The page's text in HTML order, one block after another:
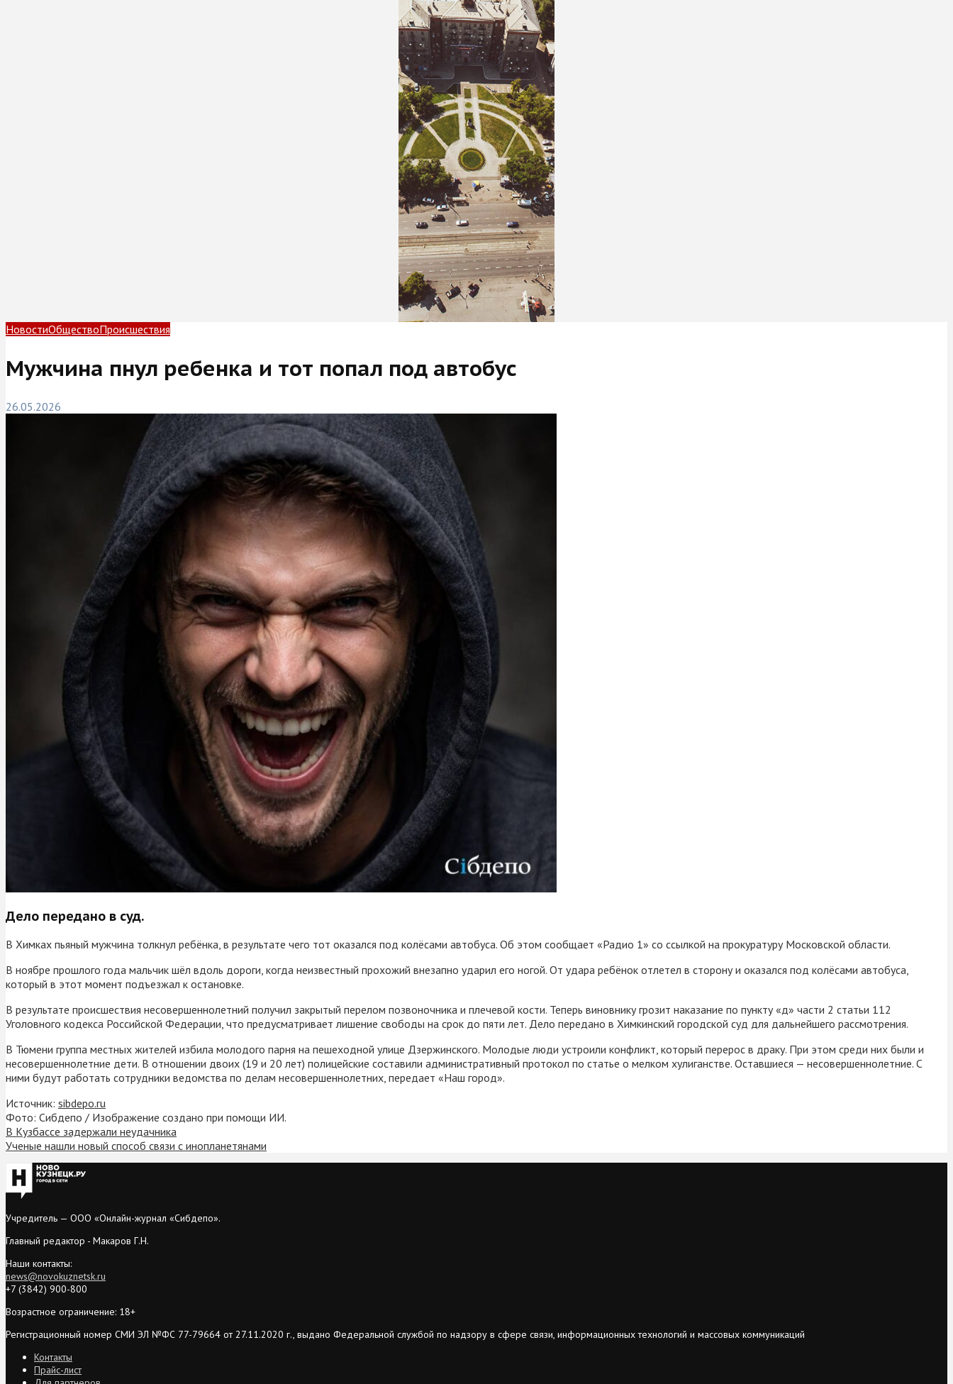
НовостиОбществоПроисшествия
Мужчина пнул ребенка и тот попал под автобус
26.05.2026
Дело передано в суд.
В Химках пьяный мужчина толкнул ребёнка, в результате чего тот оказался под колёсами автобуса. Об этом сообщает «Радио 1» со ссылкой на прокуратуру Московской области.
В ноябре прошлого года мальчик шёл вдоль дороги, когда неизвестный прохожий внезапно ударил его ногой. От удара ребёнок отлетел в сторону и оказался под колёсами автобуса,
который в этот момент подъезжал к остановке.
В результате происшествия несовершеннолетний получил закрытый перелом позвоночника и плечевой кости. Теперь виновнику грозит наказание по пункту «д» части 2 статьи 112
Уголовного кодекса Российской Федерации, что предусматривает лишение свободы на срок до пяти лет. Дело передано в Химкинский городской суд для дальнейшего рассмотрения.
В Тюмени группа местных жителей избила молодого парня на пешеходной улице Дзержинского. Молодые люди устроили конфликт, который перерос в драку. При этом среди них были и
несовершеннолетние дети. В отношении двоих (19 и 20 лет) полицейские составили административный протокол по статье о мелком хулиганстве. Оставшиеся — несовершеннолетние. С
ними будут работать сотрудники ведомства по делам несовершеннолетних, передает «Наш город».
Источник: sibdepo.ru
Фото: Сибдепо / Изображение создано при помощи ИИ.
В Кузбассе задержали неудачника
Ученые нашли новый способ связи с инопланетянами
Учредитель — ООО «Онлайн-журнал «Сибдепо».
Главный редактор - Макаров Г.Н.
Наши контакты:
news@novokuznetsk.ru
+7 (3842) 900-800
Возрастное ограничение: 18+
Регистрационный номер СМИ ЭЛ №ФС 77-79664 от 27.11.2020 г., выдано Федеральной службой по надзору в сфере связи, информационных технологий и массовых коммуникаций
Контакты
Прайс-лист